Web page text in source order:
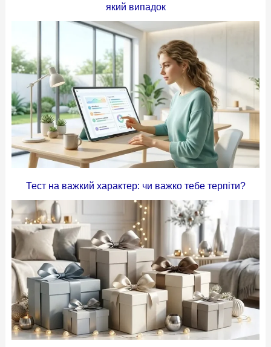
який випадок
Тест на важкий характер: чи важко тебе терпіти?